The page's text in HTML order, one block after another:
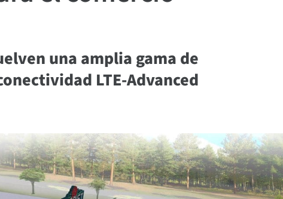
una amplia gama de
LTE-Advanced